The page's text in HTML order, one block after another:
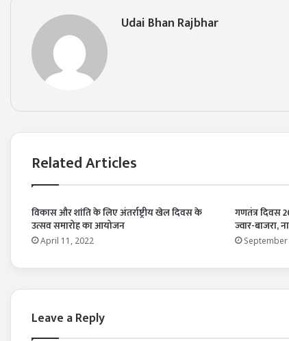
Udai Bhan Rajbhar
Related Articles
विकास और शांति के लिए अंतर्राष्ट्रीय खेल दिवस के
उत्सव समारोह का आयोजन
April 11, 2022
गणतंत्र दिवस
ज्वार-बाजरा,
Leave a Reply